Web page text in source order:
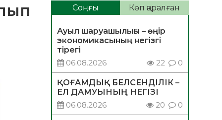
Соңғы Көп қаралған
Ауыл шаруашылығы – өңір
экономикасының негізгі
тірегі
06.08.2026
22 0
ҚОҒАМДЫҚ БЕЛСЕНДІЛІК –
ЕЛ ДАМУЫНЫҢ НЕГІЗІ
06.08.2026
20 0